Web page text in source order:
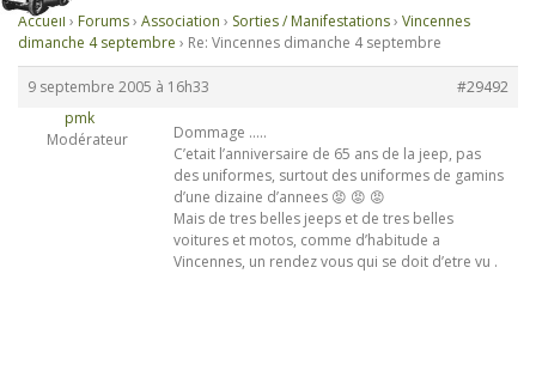
DOCUMENTATIONS FORUMS S’INSCRIRE
CONNEXION
Accueil › Forums› Association › Sorties / Manifestations› Vincennes
dimanche 4 septembre › Re: Vincennes dimanche 4 septembre
9 septembre 2005 à 16h33
#29492
pmk
Modérateur
Dommage …..
C’etait l’anniversaire de 65 ans de la jeep, pas
des uniformes, surtout des uniformes de gamins
d’une dizaine d’annees 😡 😡 😡
Mais de tres belles jeeps et de tres belles
voitures et motos, comme d’habitude a
Vincennes, un rendez vous qui se doit d’etre vu .